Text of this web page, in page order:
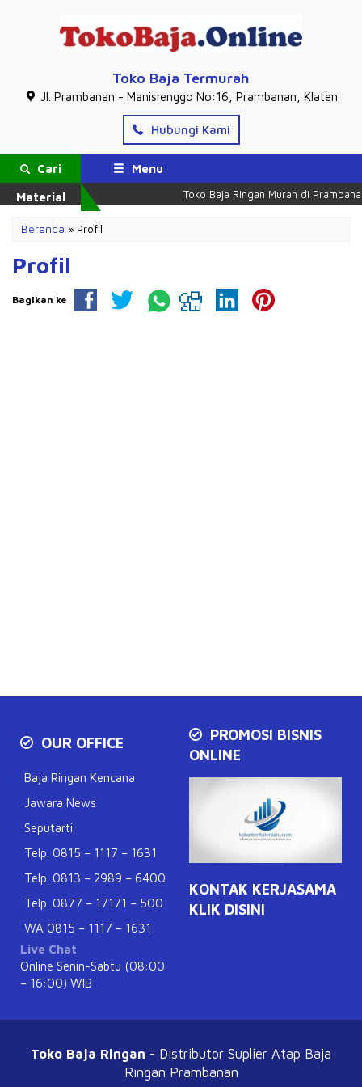
Toko Baja Termurah
Jl. Prambanan - Manisrenggo No:16, Prambanan, Klaten
Hubungi Kami
Cari
Material
Menu
Toko Baja Ringan Murah di
Beranda » Profil
Profil
Bagikan ke
OUR OFFICE
Baja Ringan Kencana
Jawara News
Seputarti
Telp. 0815 – 1117 – 1631
Telp. 0813 – 2989 – 6400
Telp. 0877 – 17171 – 500
WA 0815 – 1117 – 1631
Live Chat
Online Senin-Sabtu (08:00
– 16:00) WIB
PROMOSI BISNIS
ONLINE
KONTAK KERJASAMA
KLIK DISINI
Toko Baja Ringan - Distributor Suplier Atap Baja
Ringan Prambanan